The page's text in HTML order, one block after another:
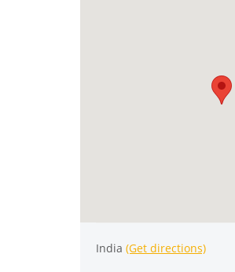
India (Get directions)